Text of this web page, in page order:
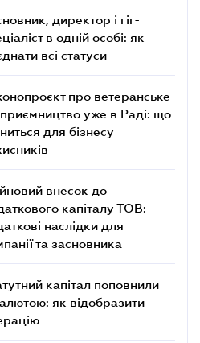
директор і гіг-
в одній особі: як
всі статуси
про ветеранське
уже в Раді: що
для бізнесу
внесок до
капіталу ТОВ:
наслідки для
та засновника
капітал поповнили
як відобразити